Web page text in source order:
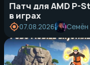
Патч для AMD P-
в играх
07.08.2026 Семён